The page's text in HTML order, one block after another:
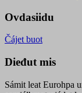
Ovdasiidu
Čájet buot
Dieđut mis
Sámit leat Eurohpa